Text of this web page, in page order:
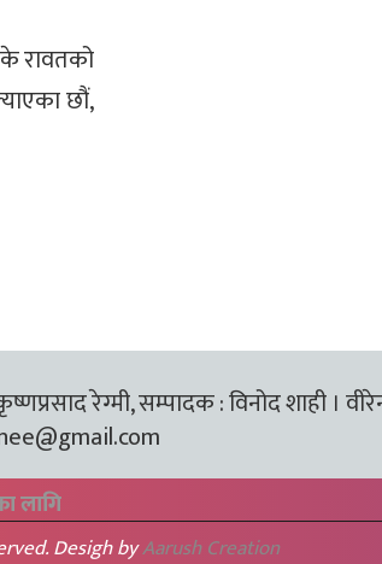
रावतको
छौं,
रेग्मी, सम्पादक : विनोद शाही ।
लागि
Desigh byAarush Creation